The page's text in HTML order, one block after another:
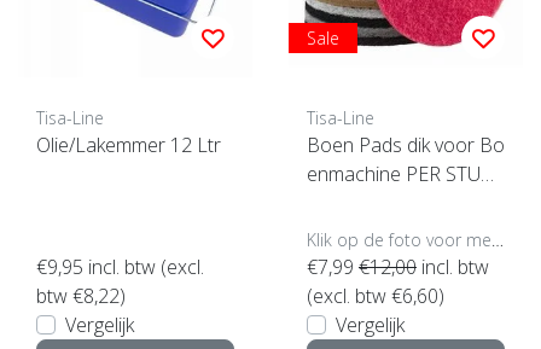
Tisa-Line
Olie/Lakemmer 12 Ltr
€9,95 incl. btw (excl.
btw €8,22)
Vergelijk
Sale
Tisa-Line
Boen Pads dik voor Bo
enmachine PER STUK
kleuren)
€7,99 €12,00 incl. btw
(excl. btw €6,60)
Vergelijk